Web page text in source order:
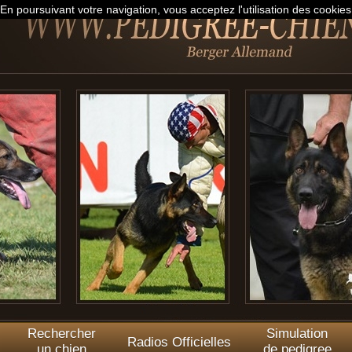
Rechercher
Radios Officielles
Simulation
En poursuivant votre navigation, vous acceptez l'utilisation des cookies